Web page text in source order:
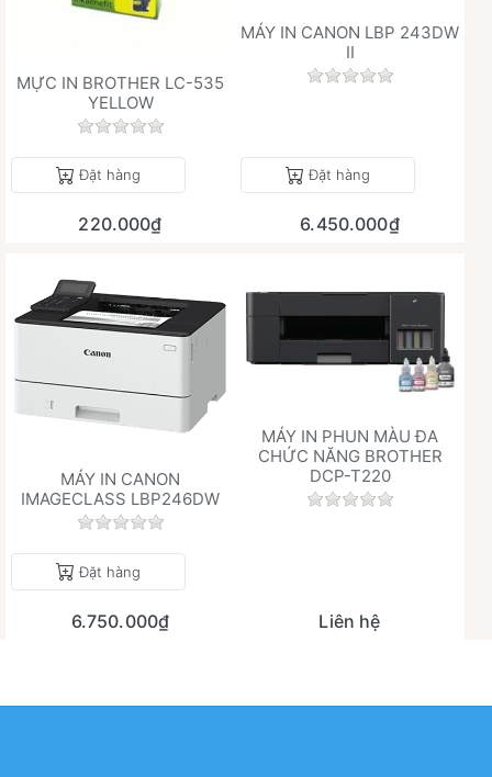
MỰC IN BROTHER LC-535
YELLOW
Chưa có đánh giá nào cho sản phẩm này.
Đặt hàng
220.000₫
MÁY IN CANON LBP 243DW
II
Chưa có đánh giá
Đặt hàng
6.450.000₫
MÁY IN CANON
IMAGECLASS LBP246DW
Chưa có đánh giá nào cho sản phẩm này.
Đặt hàng
6.750.000₫
MÁY IN PHUN MÀU ĐA
CHỨC NĂNG BROTHER
DCP-T220
Chưa có đánh giá
Liên hệ